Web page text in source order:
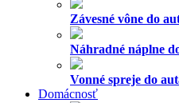
Závesné vône do
Náhradné náplne
Vonné spreje do
Domácnosť